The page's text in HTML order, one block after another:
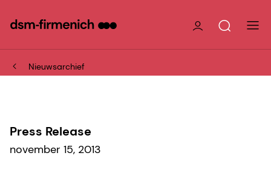
Nieuwsarchief
Press Release
november 15, 2013